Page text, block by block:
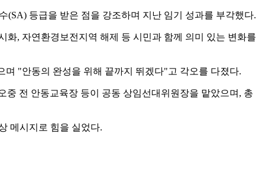
등급을 받은 점을 강조하며 지난 임기 성과를 부각했다.
, 자연환경보전지역 해제 등 시민과 함께 의미 있는 변화를
"안동의 완성을 위해 끝까지 뛰겠다"고 각오를 다졌다.
전 안동교육장 등이 공동 상임선대위원장을 맡았으며, 총
메시지로 힘을 실었다.